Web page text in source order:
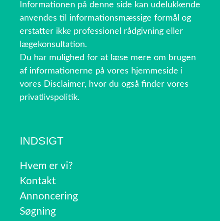
Informationen på denne side kan udelukkende
anvendes til informationsmæssige formål og
erstatter ikke professionel rådgivning eller
lægekonsultation.
Du har mulighed for at læse mere om brugen
af informationerne på vores hjemmeside i
vores Disclaimer, hvor du også finder vores
privatlivspolitik.
INDSIGT
Hvem er vi?
Kontakt
Annoncering
Søgning